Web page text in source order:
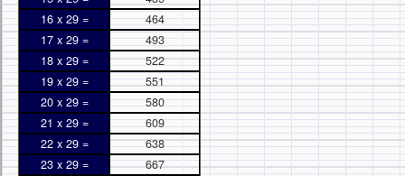
16 x 29 =
464
17 x 29 =
493
18 x 29 =
522
19 x 29 =
551
20 x 29 =
580
21 x 29 =
609
22 x 29 =
638
23 x 29 =
667